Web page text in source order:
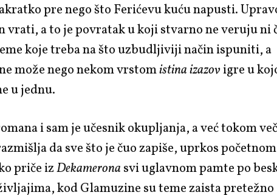
pre nego što Ferićevu kuću napusti.
vrati, a to je povratak u koji stvarno ne veruju ni
koje treba na što uzbudljiviji način ispuniti, a
može nego nekom vrstomistina izazovigre u
u jednu.
i sam je učesnik okupljanja, a već tokom
da sve što je čuo zapiše, uprkos početnom
priče izDekameronasvi uglavnom pamte po
kod Glamuzine su teme zaista pretežno